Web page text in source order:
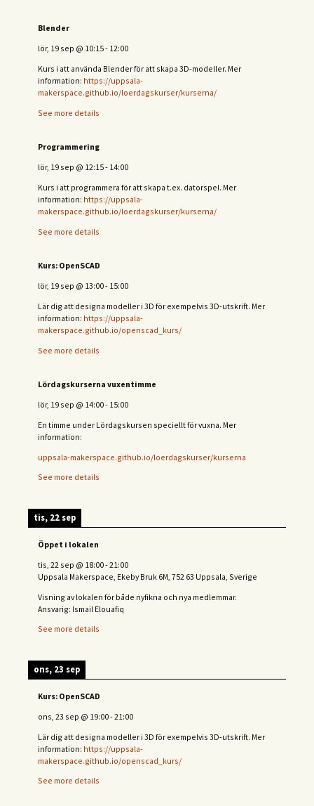
Blender
lör, 19 sep @ 10:15- 12:00
Kurs i att använda Blender för att skapa 3D-modeller. Mer
information: https://uppsala-
makerspace.github.io/loerdagskurser/kurserna/
See more details
Programmering
lör, 19 sep @ 12:15- 14:00
Kurs i att programmera för att skapa t.ex. datorspel. Mer
information: https://uppsala-
makerspace.github.io/loerdagskurser/kurserna/
See more details
Kurs: OpenSCAD
lör, 19 sep @ 13:00- 15:00
Lär dig att designa modeller i 3D för exempelvis 3D-utskrift. Mer
information: https://uppsala-
makerspace.github.io/openscad_kurs/
See more details
Lördagskurserna vuxentimme
lör, 19 sep @ 14:00- 15:00
En timme under Lördagskursen speciellt för vuxna. Mer
information:
uppsala-makerspace.github.io/loerdagskurser/kurserna
See more details
tis, 22 sep
Öppet i lokalen
tis, 22 sep @ 18:00-21:00
Uppsala Makerspace, Ekeby Bruk 6M, 752 63 Uppsala, Sverige
Visning av lokalen för både nyfikna och nya medlemmar.
Ansvarig: Ismail Elouafiq
See more details
ons, 23 sep
Kurs: OpenSCAD
ons, 23 sep @ 19:00-21:00
Lär dig att designa modeller i 3D för exempelvis 3D-utskrift. Mer
information: https://uppsala-
makerspace.github.io/openscad_kurs/
See more details